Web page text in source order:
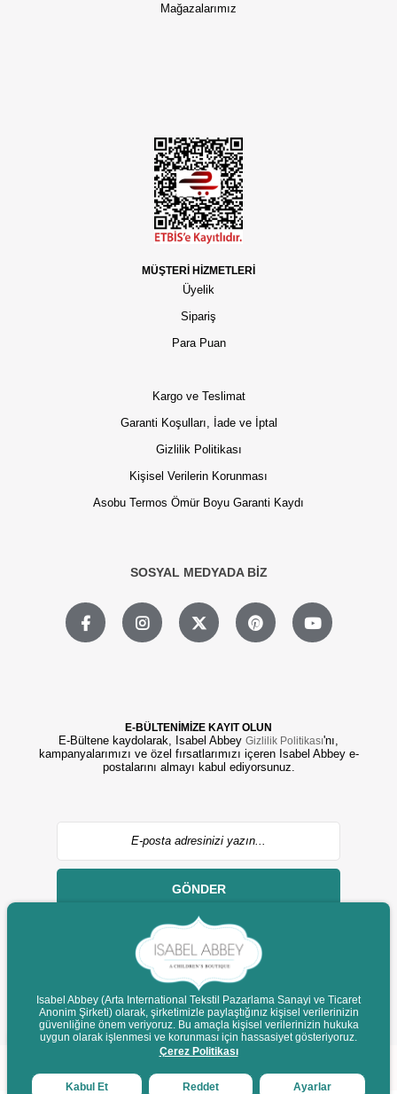
Mağazalarımız
MÜŞTERİ HİZMETLERİ
Üyelik
Sipariş
Para Puan
Kargo ve Teslimat
Garanti Koşulları, İade ve İptal
Gizlilik Politikası
Kişisel Verilerin Korunması
Asobu Termos Ömür Boyu Garanti Kaydı
SOSYAL MEDYADA BİZ
E-BÜLTENİMİZE KAYIT OLUN
E-Bültene kaydolarak, Isabel Abbey Gizlilik Politikası'nı,
kampanyalarımızı ve özel fırsatlarımızı içeren Isabel Abbey e-
postalarını almayı kabul ediyorsunuz.
GÖNDER
© 2022 isabelabbey.com - Tüm Hakları Saklıdır.
Destek
Isabel Abbey (Arta International Tekstil Pazarlama Sanayi ve Ticaret
Anonim Şirketi) olarak, şirketimizle paylaştığınız kişisel verilerinizin
güvenliğine önem veriyoruz. Bu amaçla kişisel verilerinizin hukuka
uygun olarak işlenmesi ve korunması için hassasiyet gösteriyoruz.
Çerez Politikası
Kabul Et Reddet Ayarlar